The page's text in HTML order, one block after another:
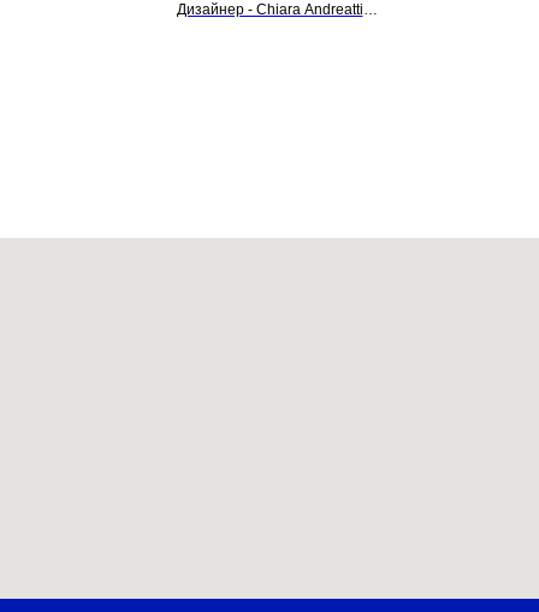
Дизайнер - Chiara Andreatti